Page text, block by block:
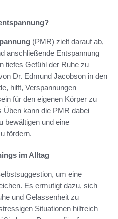
(PMR) zielt darauf ab,
anschließende Entspannung
tiefes Gefühl der Ruhe zu
Dr. Edmund Jacobson in den
hilft, Verspannungen
für den eigenen Körper zu
Üben kann die PMR dabei
bewältigen und eine
fördern.
im Alltag
um eine
Es ermutigt dazu, sich
und Gelassenheit zu
Situationen hilfreich